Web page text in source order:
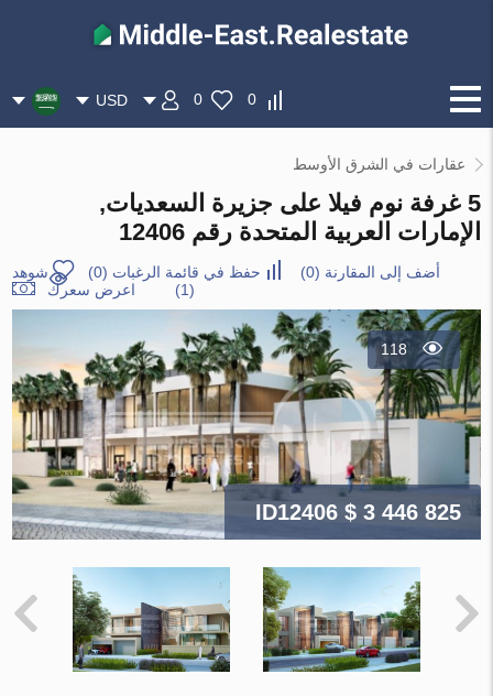
0
0
USD
عقارات في الشرق الأوسط
5 غرفة نوم فيلا على جزيرة السعديات,
الإمارات العربية المتحدة رقم 12406
أضف إلى المقارنة (
0
) حفظ في قائمة الرغبات (
0
)
شوهد
(1)
اعرض سعرك
118
ID12406$ 3 446 825